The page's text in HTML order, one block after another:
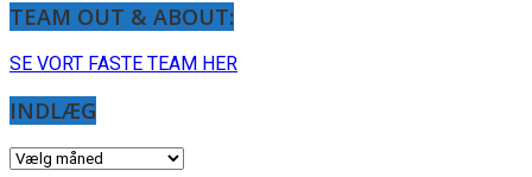
TEAM OUT & ABOUT:
SE VORT FASTE TEAM HER
INDLÆG
INDLÆG